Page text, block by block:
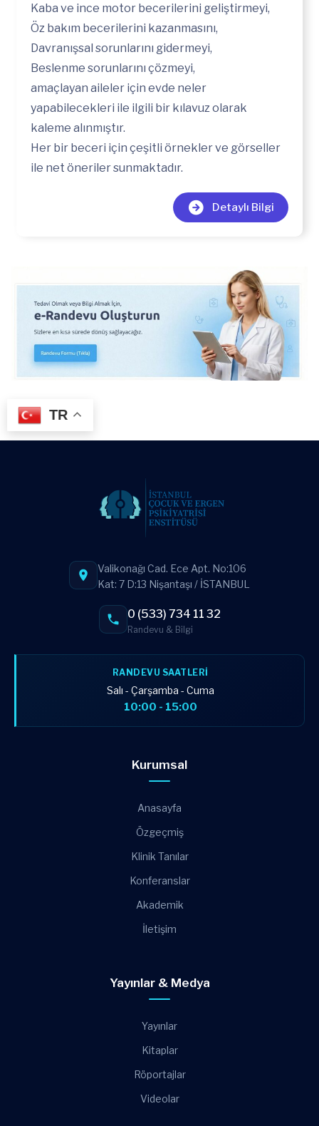
Kaba ve ince motor becerilerini geliştirmeyi,
Öz bakım becerilerini kazanmasını,
Davranışsal sorunlarını gidermeyi,
Beslenme sorunlarını çözmeyi,
amaçlayan aileler için evde neler
yapabilecekleri ile ilgili bir kılavuz olarak
kaleme alınmıştır.
Her bir beceri için çeşitli örnekler ve görseller
ile net öneriler sunmaktadır.
Detaylı Bilgi
TR
Valikonağı Cad. Ece Apt. No:106
Kat: 7 D:13 Nişantaşı / İSTANBUL
0 (533) 734 11 32
Randevu & Bilgi
RANDEVU SAATLERI
Salı - Çarşamba - Cuma
10:00 - 15:00
Kurumsal
Anasayfa
Özgeçmiş
Klinik Tanılar
Konferanslar
Akademik
İletişim
Yayınlar & Medya
Yayınlar
Kitaplar
Röportajlar
Videolar